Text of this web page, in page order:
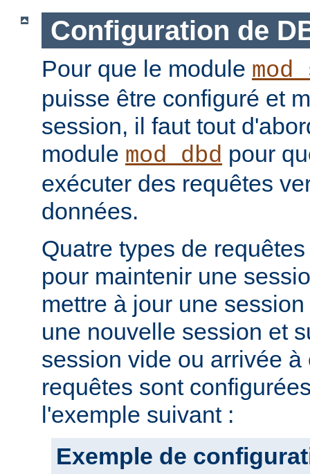
Configuration de
Pour que le module
puisse être configuré et
session, il faut tout
module mod_dbd pour
exécuter des requêtes
données.
Quatre types de
pour maintenir une
mettre à jour une
une nouvelle session et
session vide ou arrivée
requêtes sont
l'exemple suivant :
Exemple de